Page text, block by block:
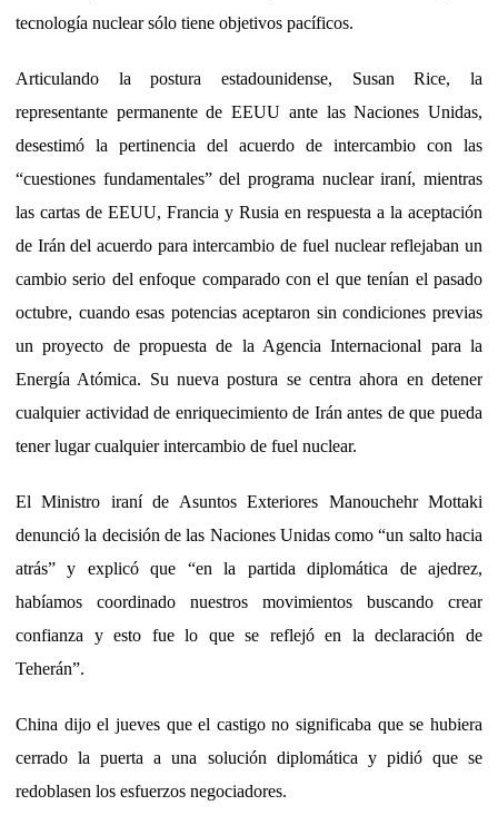
tecnología nuclear sólo tiene objetivos pacíficos.
Articulando la postura estadounidense, Susan Rice, la
representante permanente de EEUU ante las Naciones Unidas,
desestimó la pertinencia del acuerdo de intercambio con las
“cuestiones fundamentales” del programa nuclear iraní, mientras
las cartas de EEUU, Francia y Rusia en respuesta a la aceptación
de Irán del acuerdo para intercambio de fuel nuclear reflejaban un
cambio serio del enfoque comparado con el que tenían el pasado
octubre, cuando esas potencias aceptaron sin condiciones previas
un proyecto de propuesta de la Agencia Internacional para la
Energía Atómica. Su nueva postura se centra ahora en detener
cualquier actividad de enriquecimiento de Irán antes de que pueda
tener lugar cualquier intercambio de fuel nuclear.
El Ministro iraní de Asuntos Exteriores Manouchehr Mottaki
denunció la decisión de las Naciones Unidas como “un salto hacia
atrás” y explicó que “en la partida diplomática de ajedrez,
habíamos coordinado nuestros movimientos buscando crear
confianza y esto fue lo que se reflejó en la declaración de
Teherán”.
China dijo el jueves que el castigo no significaba que se hubiera
cerrado la puerta a una solución diplomática y pidió que se
redoblasen los esfuerzos negociadores.